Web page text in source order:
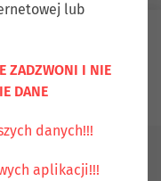
Kontakt
lub
ZADZWONI I NIE
DANE
danych!!!
aplikacji!!!